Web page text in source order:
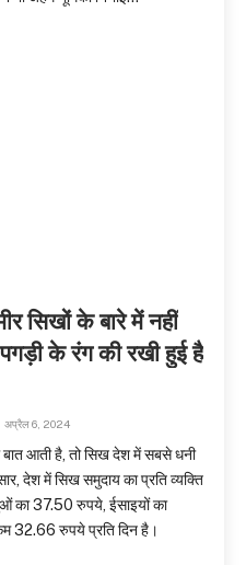
सिखों के बारे में नहीं
के रंग की रखी हुई है
अप्रैल 6, 2024
बात आती है, तो सिख देश में सबसे धनी
देश में सिख समुदाय का प्रति व्यक्ति
का 37.50 रुपये, ईसाइयों का
32.66 रुपये प्रति दिन है।